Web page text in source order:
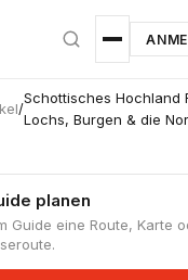
/
Schottisches Hochland
Lochs, Burgen & die
planen
Guide eine Route, Karte